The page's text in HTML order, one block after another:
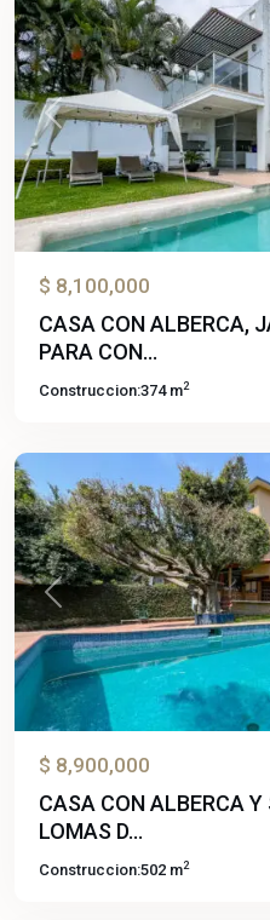
Previous
$ 8,100,000
CASA CON ALBERCA,
PARA CON...
Construccion:374 m2
Lomas
Cuernavaca,
Previous
$ 8,900,000
CASA CON ALBERCA Y
LOMAS D...
Construccion:502 m2
Chapultepec,